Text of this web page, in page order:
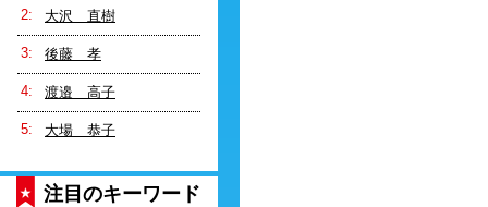
大沢 直樹
後藤 孝
渡邉 高子
大場 恭子
注目のキーワード